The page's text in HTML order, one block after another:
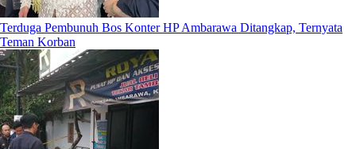
Terduga Pembunuh Bos Konter HP Ambarawa Ditangkap, Ternyata
Teman Korban